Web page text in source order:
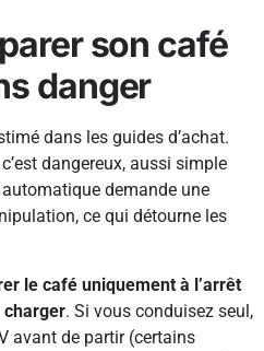
son café
danger
dans les guides d’achat.
dangereux, aussi simple
demande une
ce qui détourne les
le café uniquement à l’arrêt
charger. Si vous conduisez seul,
avant de partir (certains